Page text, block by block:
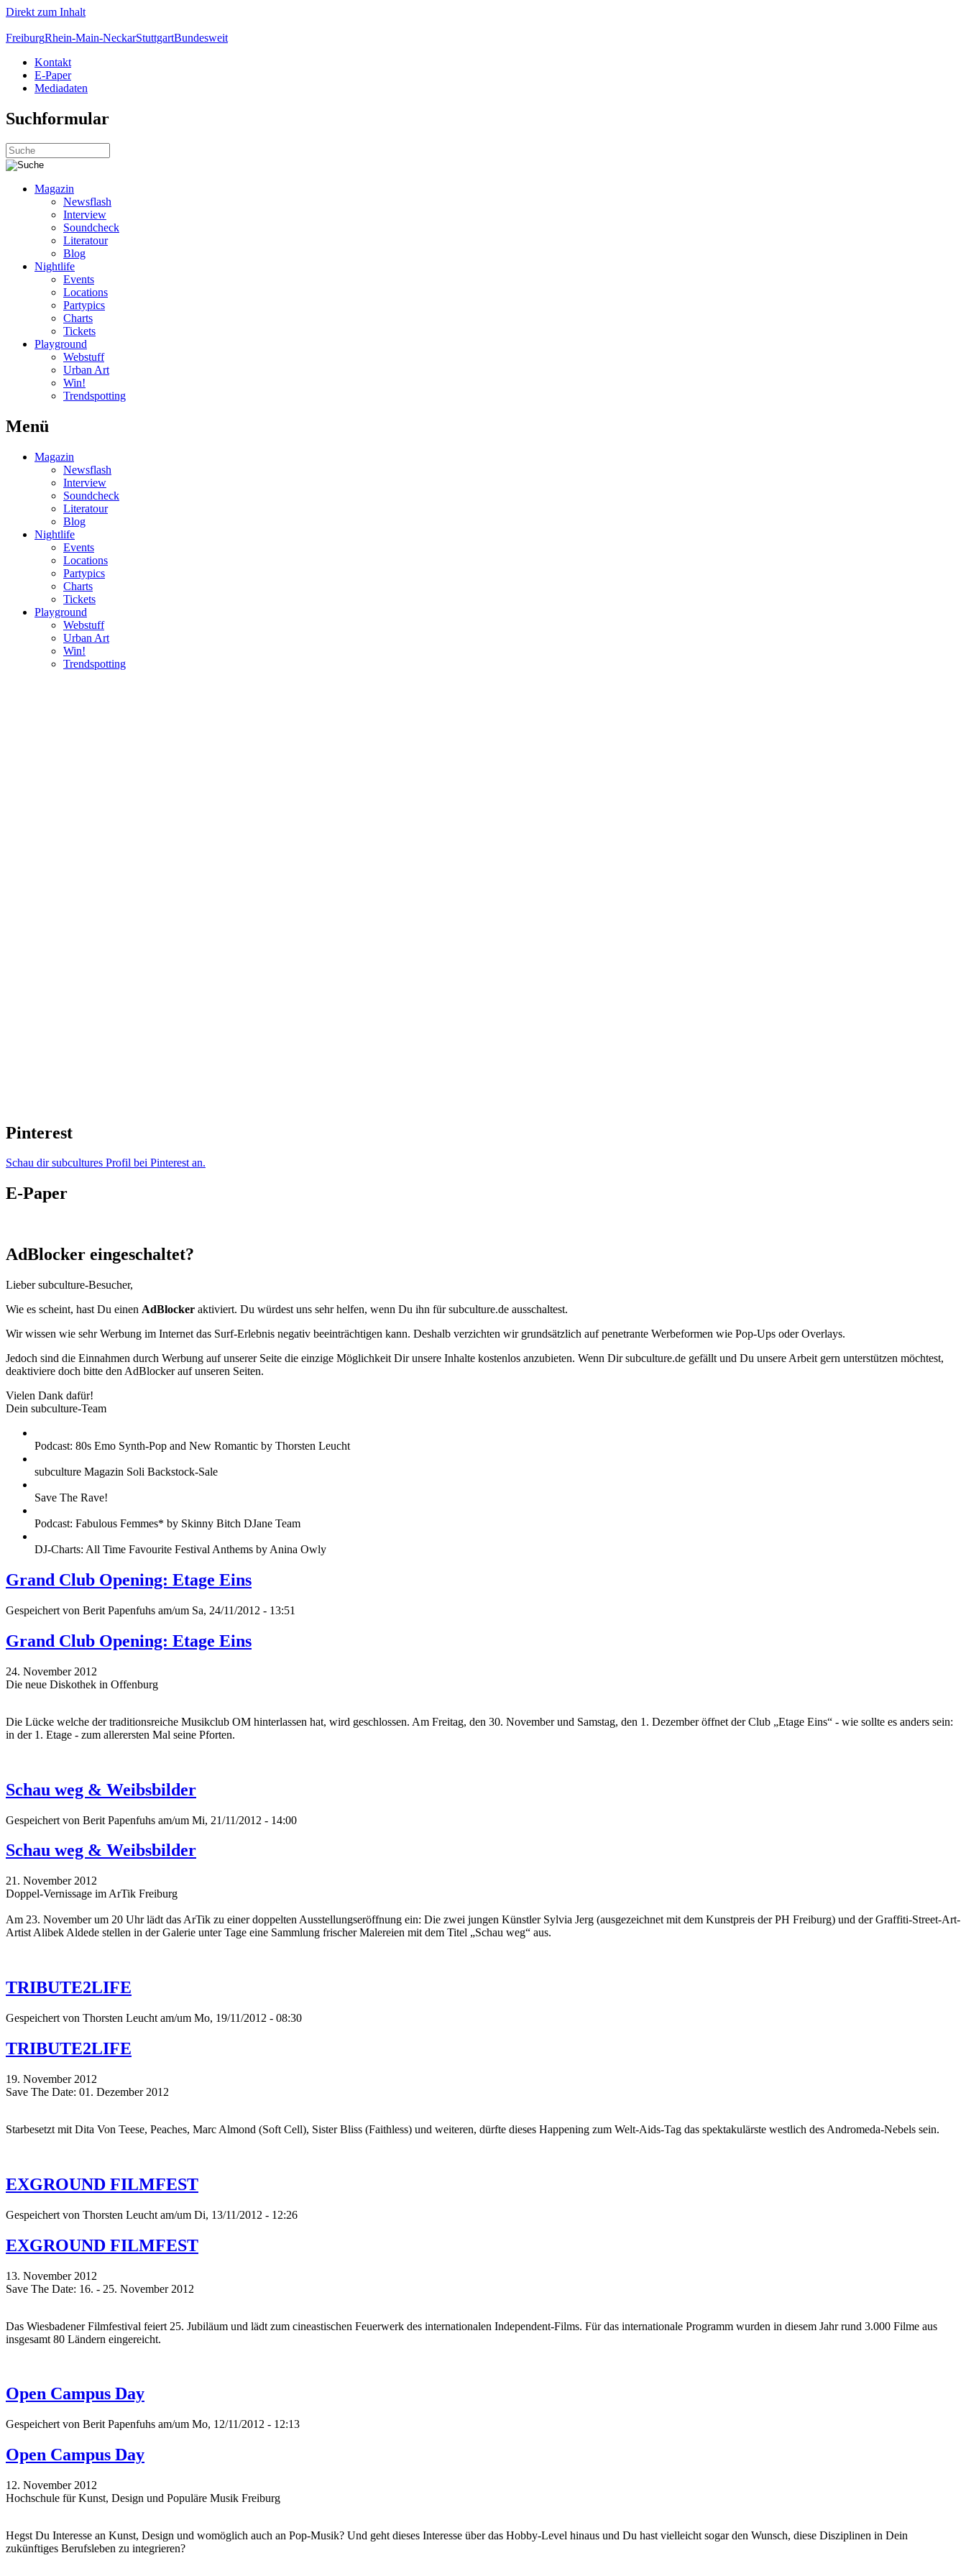
Direkt zum Inhalt
FreiburgRhein-Main-NeckarStuttgartBundesweit
Kontakt
E-Paper
Mediadaten
Suchformular
Magazin
Newsflash
Interview
Soundcheck
Literatour
Blog
Nightlife
Events
Locations
Partypics
Charts
Tickets
Playground
Webstuff
Urban Art
Win!
Trendspotting
Menü
Magazin
Newsflash
Interview
Soundcheck
Literatour
Blog
Nightlife
Events
Locations
Partypics
Charts
Tickets
Playground
Webstuff
Urban Art
Win!
Trendspotting
Pinterest
Schau dir subcultures Profil bei Pinterest an.
E-Paper
AdBlocker eingeschaltet?
Lieber subculture-Besucher,
Wie es scheint, hast Du einen AdBlocker aktiviert. Du würdest uns sehr helfen, wenn Du ihn für subculture.de ausschaltest.
Wir wissen wie sehr Werbung im Internet das Surf-Erlebnis negativ beeinträchtigen kann. Deshalb verzichten wir grundsätzlich auf penetrante Werbeformen wie Pop-Ups oder Overlays.
Jedoch sind die Einnahmen durch Werbung auf unserer Seite die einzige Möglichkeit Dir unsere Inhalte kostenlos anzubieten. Wenn Dir subculture.de gefällt und Du unsere Arbeit gern unterstützen möchtest,
deaktiviere doch bitte den AdBlocker auf unseren Seiten.
Vielen Dank dafür!
Dein subculture-Team
Podcast: 80s Emo Synth-Pop and New Romantic by Thorsten Leucht
subculture Magazin Soli Backstock-Sale
Save The Rave!
Podcast: Fabulous Femmes* by Skinny Bitch DJane Team
DJ-Charts: All Time Favourite Festival Anthems by Anina Owly
Grand Club Opening: Etage Eins
Gespeichert von Berit Papenfuhs am/um Sa, 24/11/2012 - 13:51
Grand Club Opening: Etage Eins
24. November 2012
Die neue Diskothek in Offenburg
Die Lücke welche der traditionsreiche Musikclub OM hinterlassen hat, wird geschlossen. Am Freitag, den 30. November und Samstag, den 1. Dezember öffnet der Club „Etage Eins“ - wie sollte es anders sein:
in der 1. Etage - zum allerersten Mal seine Pforten.
Schau weg & Weibsbilder
Gespeichert von Berit Papenfuhs am/um Mi, 21/11/2012 - 14:00
Schau weg & Weibsbilder
21. November 2012
Doppel-Vernissage im ArTik Freiburg
Am 23. November um 20 Uhr lädt das ArTik zu einer doppelten Ausstellungseröffnung ein: Die zwei jungen Künstler Sylvia Jerg (ausgezeichnet mit dem Kunstpreis der PH Freiburg) und der Graffiti-Street-Art-
Artist Alibek Aldede stellen in der Galerie unter Tage eine Sammlung frischer Malereien mit dem Titel „Schau weg“ aus.
TRIBUTE2LIFE
Gespeichert von Thorsten Leucht am/um Mo, 19/11/2012 - 08:30
TRIBUTE2LIFE
19. November 2012
Save The Date: 01. Dezember 2012
Starbesetzt mit Dita Von Teese, Peaches, Marc Almond (Soft Cell), Sister Bliss (Faithless) und weiteren, dürfte dieses Happening zum Welt-Aids-Tag das spektakulärste westlich des Andromeda-Nebels sein.
EXGROUND FILMFEST
Gespeichert von Thorsten Leucht am/um Di, 13/11/2012 - 12:26
EXGROUND FILMFEST
13. November 2012
Save The Date: 16. - 25. November 2012
Das Wiesbadener Filmfestival feiert 25. Jubiläum und lädt zum cineastischen Feuerwerk des internationalen Independent-Films. Für das internationale Programm wurden in diesem Jahr rund 3.000 Filme aus
insgesamt 80 Ländern eingereicht.
Open Campus Day
Gespeichert von Berit Papenfuhs am/um Mo, 12/11/2012 - 12:13
Open Campus Day
12. November 2012
Hochschule für Kunst, Design und Populäre Musik Freiburg
Hegst Du Interesse an Kunst, Design und womöglich auch an Pop-Musik? Und geht dieses Interesse über das Hobby-Level hinaus und Du hast vielleicht sogar den Wunsch, diese Disziplinen in Dein
zukünftiges Berufsleben zu integrieren?